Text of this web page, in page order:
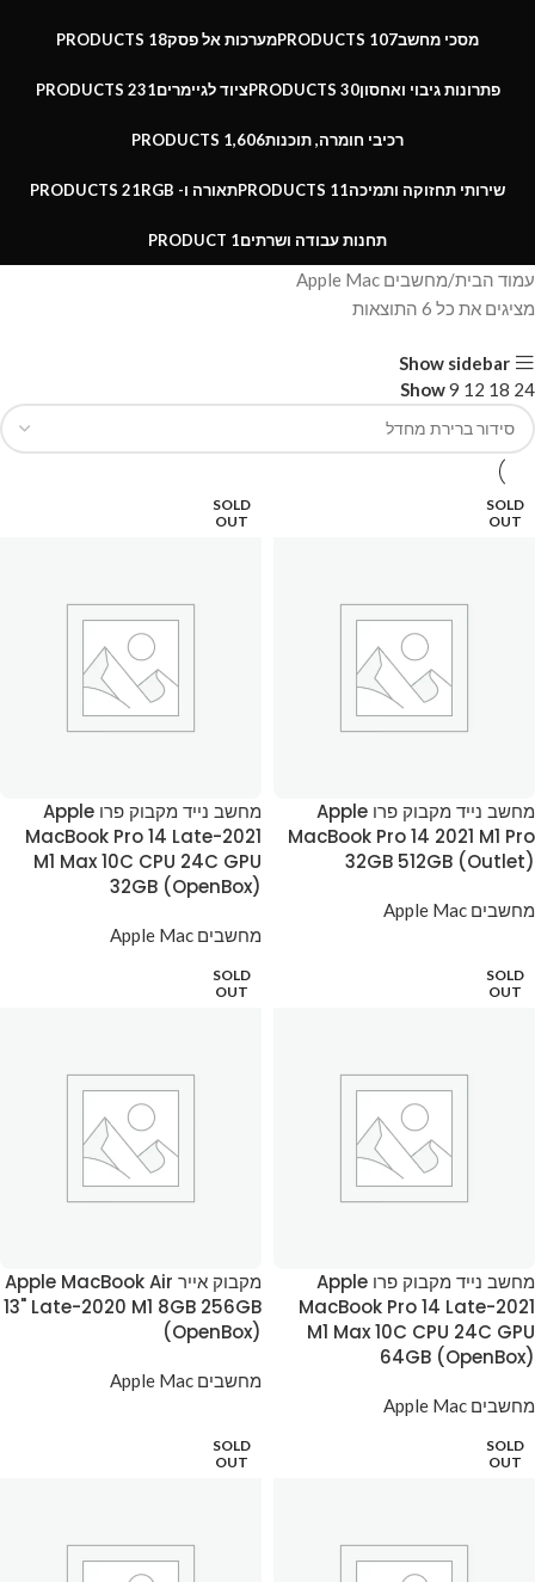
מסכי מחשב107 PRODUCTS מערכות אל פסק18 PRODUCTS
פתרונות גיבוי ואחסון30 PRODUCTS ציוד לגיימרים231 PRODUCTS
רכיבי חומרה, תוכנות1,606 PRODUCTS
שירותי תחזוקה ותמיכה11 PRODUCTS תאורה ו- RGB 21 PRODUCTS
תחנות עבודה ושרתים1 PRODUCT
עמוד הבית מחשבים Apple Mac
מציגים את כל ⁦6⁩ התוצאות
Show sidebar
Show9 12 18 24
SOLD
OUT
מחשב נייד מקבוק פרו Apple
MacBook Pro 14 2021 M1 Pro
32GB 512GB (Outlet)
מחשבים Apple Mac
SOLD
OUT
מחשב נייד מקבוק פרו Apple
MacBook Pro 14 Late-2021
M1 Max 10C CPU 24C GPU
32GB (OpenBox)
מחשבים Apple Mac
SOLD
OUT
מחשב נייד מקבוק פרו Apple
MacBook Pro 14 Late-2021
M1 Max 10C CPU 24C GPU
64GB (OpenBox)
מחשבים Apple Mac
SOLD
OUT
מקבוק אייר Apple MacBook Air
13" Late-2020 M1 8GB 256GB
(OpenBox)
מחשבים Apple Mac
SOLD
OUT
SOLD
OUT